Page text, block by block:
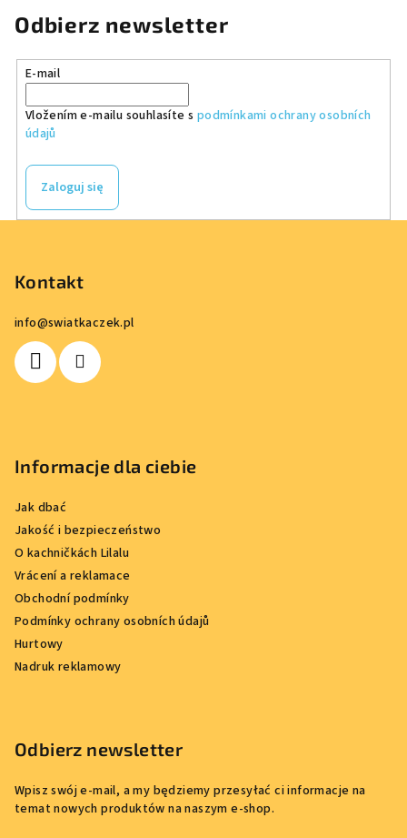
Odbierz newsletter
E-mail
Vložením e-mailu souhlasíte s podmínkami ochrany osobních
údajů
Zaloguj się
Kontakt
info@swiatkaczek.pl
Informacje dla ciebie
Jak dbać
Jakość i bezpieczeństwo
O kachničkách Lilalu
Vrácení a reklamace
Obchodní podmínky
Podmínky ochrany osobních údajů
Hurtowy
Nadruk reklamowy
Odbierz newsletter
Wpisz swój e-mail, a my będziemy przesyłać ci informacje na
temat nowych produktów na naszym e-shop.